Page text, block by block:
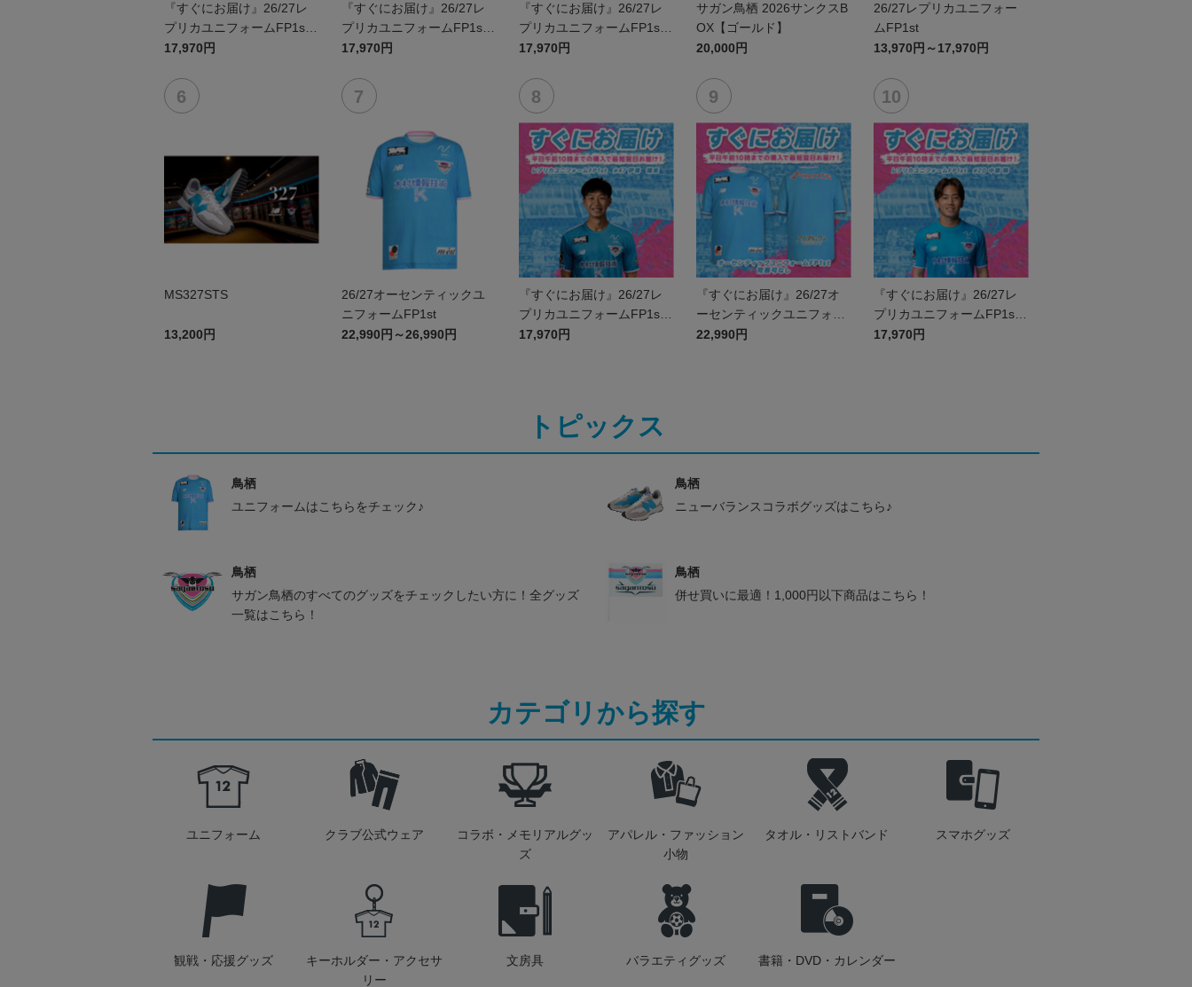
『すぐにお届け』26/27レ
プリカユニフォームFP1st
No.17 SAGANTINO
17,970円
『すぐにお届け』26/27レ
プリカユニフォームFP1st
No.10 鈴木 大馳
17,970円
『すぐにお届け』26/27レ
プリカユニフォームFP1st
No.16 西澤 健太
17,970円
サガン鳥栖 2026サンクスB
OX【ゴールド】
20,000円
26/27レプリカユニフォー
ムFP1st
13,970円～17,970円
MS327STS
13,200円
26/27オーセンティックユ
ニフォームFP1st
22,990円～26,990円
『すぐにお届け』26/27レ
プリカユニフォームFP1st
No.47 伊澤 璃来
17,970円
『すぐにお届け』26/27オ
ーセンティックユニフォー
ムFP1st 背番号なし
22,990円
『すぐにお届け』26/27レ
プリカユニフォームFP1st
No.20 中原 輝
17,970円
トピックス
鳥栖
ユニフォームはこちらをチェック♪
鳥栖
ニューバランスコラボグッズはこちら♪
鳥栖
サガン鳥栖のすべてのグッズをチェックしたい方に！全グッズ
一覧はこちら！
鳥栖
併せ買いに最適！1,000円以下商品はこちら！
カテゴリから探す
ユニフォーム クラブ公式ウェア
コラボ・メモリアルグッ
ズ
アパレル・ファッション
小物
タオル・リストバンド スマホグッズ
観戦・応援グッズ
キーホルダー・アクセサ
リー
文房具 バラエティグッズ 書籍・DVD・カレンダー